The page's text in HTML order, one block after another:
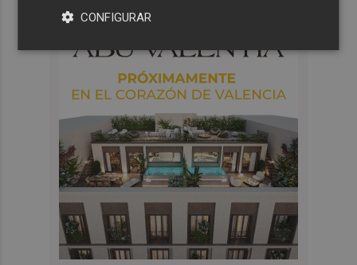
CONFIGURAR